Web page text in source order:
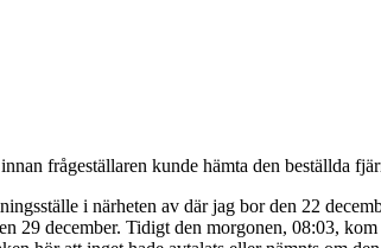
frågeställaren kunde hämta den beställda
i närheten av där jag bor den 22
29 december. Tidigt den morgonen, 08:03,